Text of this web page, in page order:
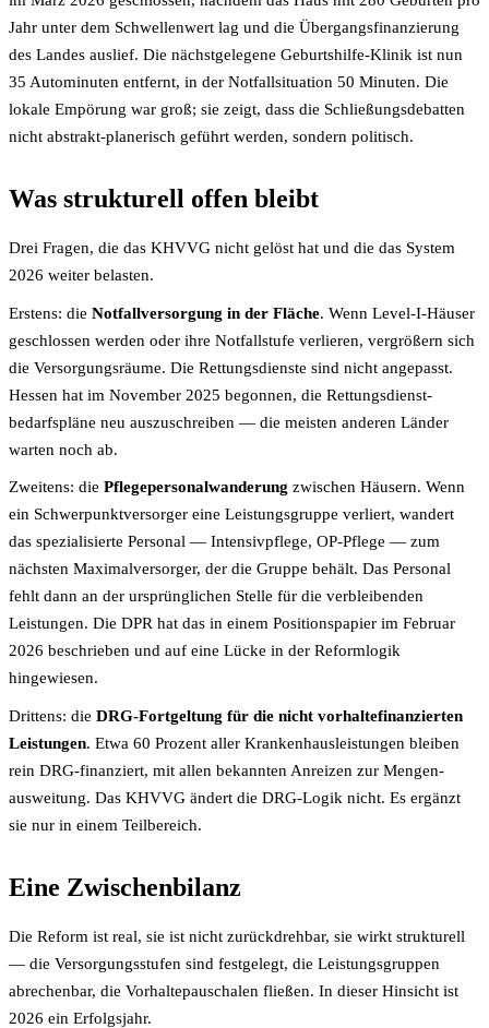
Jahr unter dem Schwellen­wert lag und die Übergangs­finanzierung
des Landes auslief. Die nächstgelegene Geburtshilfe-Klinik ist nun
35 Auto­minuten entfernt, in der Notfall­situation 50 Minuten. Die
lokale Empörung war groß; sie zeigt, dass die Schließungs­debatten
nicht abstrakt-planerisch geführt werden, sondern politisch.
Was strukturell offen bleibt
Drei Fragen, die das KHVVG nicht gelöst hat und die das System
2026 weiter belasten.
Erstens: die Notfall­versorgung in der Fläche. Wenn Level-I-Häuser
geschlossen werden oder ihre Notfall­stufe verlieren, vergrößern sich
die Versorgungs­räume. Die Rettungs­dienste sind nicht angepasst.
Hessen hat im November 2025 begonnen, die Rettungs­dienst­
bedarfs­pläne neu auszuschreiben — die meisten anderen Länder
warten noch ab.
Zweitens: die Pflegepersonal­wanderung zwischen Häusern. Wenn
ein Schwerpunkt­versorger eine Leistungs­gruppe verliert, wandert
das spezialisierte Personal — Intensiv­pflege, OP-Pflege — zum
nächsten Maximal­versorger, der die Gruppe behält. Das Personal
fehlt dann an der ursprünglichen Stelle für die verbleibenden
Leistungen. Die DPR hat das in einem Positions­papier im Februar
2026 beschrieben und auf eine Lücke in der Reform­logik
hingewiesen.
Drittens: die DRG-Fortgeltung für die nicht vorhalte­finanzierten
Leistungen. Etwa 60 Prozent aller Krankenhaus­leistungen bleiben
rein DRG-finanziert, mit allen bekannten Anreizen zur Mengen­
ausweitung. Das KHVVG ändert die DRG-Logik nicht. Es ergänzt
sie nur in einem Teilbereich.
Eine Zwischen­bilanz
Die Reform ist real, sie ist nicht zurück­drehbar, sie wirkt strukturell
— die Versorgungs­stufen sind festgelegt, die Leistungs­gruppen
abrechenbar, die Vorhalte­pauschalen fließen. In dieser Hinsicht ist
2026 ein Erfolgs­jahr.